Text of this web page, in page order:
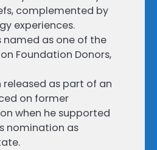
complemented by
experiences.
named as one of the
Foundation Donors,
as part of an
on former
when he supported
nomination as